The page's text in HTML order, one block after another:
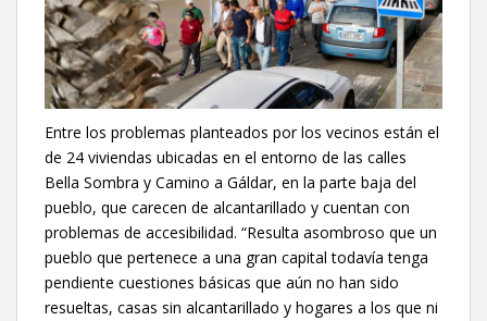
Entre los problemas planteados por los vecinos están el
de 24 viviendas ubicadas en el entorno de las calles
Bella Sombra y Camino a Gáldar, en la parte baja del
pueblo, que carecen de alcantarillado y cuentan con
problemas de accesibilidad. “Resulta asombroso que un
pueblo que pertenece a una gran capital todavía tenga
pendiente cuestiones básicas que aún no han sido
resueltas, casas sin alcantarillado y hogares a los que ni